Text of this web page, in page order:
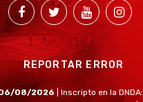
REPORTAR ERROR
08/2026 | Inscripto en la DNDA: